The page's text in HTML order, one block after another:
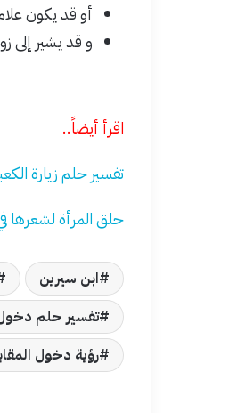
أو قد يكون
و قد يشير إلى
اقرأ أيضاً..
تفسير حلم زيارة
حلق المرأة لشعرها
ابن سيرين
تفسير حلم دخول
رؤية دخول